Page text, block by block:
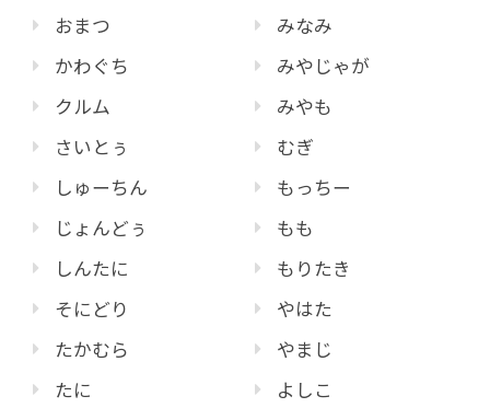
おまつ
かわぐち
クルム
さいとぅ
しゅーちん
じょんどぅ
しんたに
そにどり
たかむら
たに
みなみ
みやじゃが
みやも
むぎ
もっちー
もも
もりたき
やはた
やまじ
よしこ